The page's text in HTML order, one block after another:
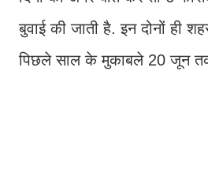
बुवाई की जाती है. इन दोनों ही
पिछले साल के मुकाबले 20 जून